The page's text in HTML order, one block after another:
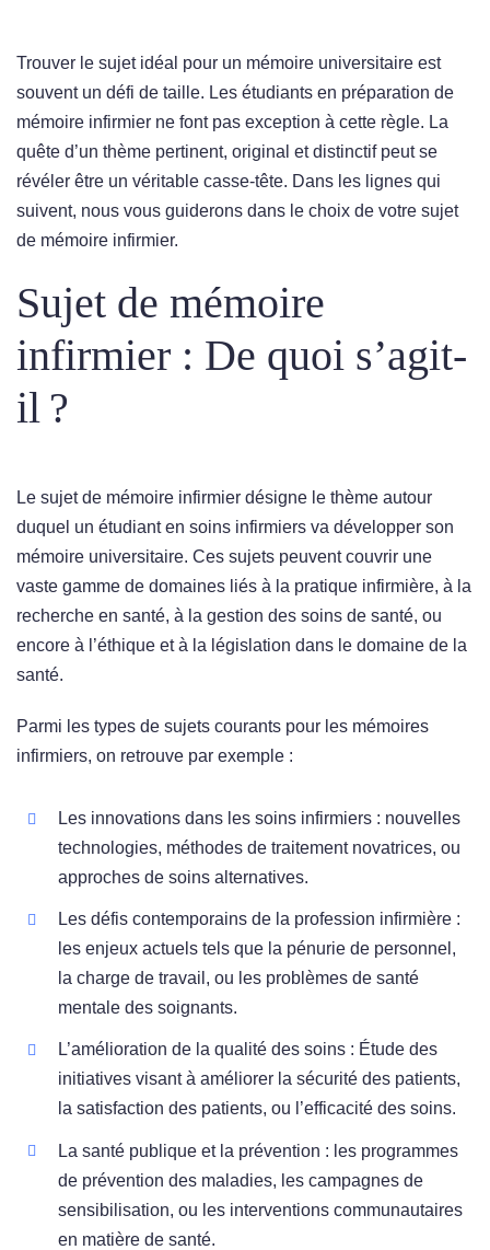
Trouver le sujet idéal pour un mémoire universitaire est
souvent un défi de taille. Les étudiants en préparation de
mémoire infirmier ne font pas exception à cette règle. La
quête d’un thème pertinent, original et distinctif peut se
révéler être un véritable casse-tête. Dans les lignes qui
suivent, nous vous guiderons dans le choix de votre sujet
de mémoire infirmier.
Sujet de mémoire
infirmier : De quoi s’agit-
il ?
Le sujet de mémoire infirmier désigne le thème autour
duquel un étudiant en soins infirmiers va développer son
mémoire universitaire. Ces sujets peuvent couvrir une
vaste gamme de domaines liés à la pratique infirmière, à la
recherche en santé, à la gestion des soins de santé, ou
encore à l’éthique et à la législation dans le domaine de la
santé.
Parmi les types de sujets courants pour les mémoires
infirmiers, on retrouve par exemple :
Les innovations dans les soins infirmiers : nouvelles
technologies, méthodes de traitement novatrices, ou
approches de soins alternatives.
Les défis contemporains de la profession infirmière :
les enjeux actuels tels que la pénurie de personnel,
la charge de travail, ou les problèmes de santé
mentale des soignants.
L’amélioration de la qualité des soins : Étude des
initiatives visant à améliorer la sécurité des patients,
la satisfaction des patients, ou l’efficacité des soins.
La santé publique et la prévention : les programmes
de prévention des maladies, les campagnes de
sensibilisation, ou les interventions communautaires
en matière de santé.